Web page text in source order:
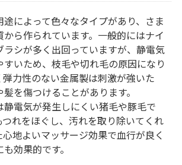
途によって色々なタイプがあり、さま
から作られています。一般的にはナイ
ラシが多く出回っていますが、静電気
すいため、枝毛や切れ毛の原因になり
弾力性のない金属製は刺激が強いた
を傷つけることがあります。
静電気が発生しにくい猪毛や豚毛で
つれをほぐし、汚れを取り除いてくれ
心地よいマッサージ効果で血行が良く
効果的です。